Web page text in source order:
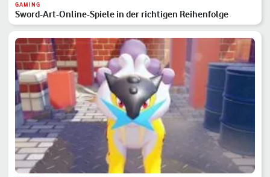
GAMING
Sword-Art-Online-Spiele in der richtigen Reihenfolge